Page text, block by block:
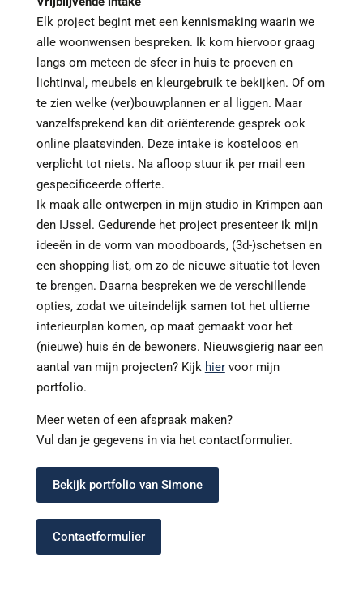
Elk project begint met een kennismaking waarin we
alle woonwensen bespreken. Ik kom hiervoor graag
langs om meteen de sfeer in huis te proeven en
lichtinval, meubels en kleurgebruik te bekijken. Of om
te zien welke (ver)bouwplannen er al liggen. Maar
vanzelfsprekend kan dit oriënterende gesprek ook
online plaatsvinden. Deze intake is kosteloos en
verplicht tot niets. Na afloop stuur ik per mail een
gespecificeerde offerte.
Ik maak alle ontwerpen in mijn studio in Krimpen aan
den IJssel. Gedurende het project presenteer ik mijn
ideeën in de vorm van moodboards, (3d-)schetsen en
een shopping list, om zo de nieuwe situatie tot leven
te brengen. Daarna bespreken we de verschillende
opties, zodat we uiteindelijk samen tot het ultieme
interieurplan komen, op maat gemaakt voor het
(nieuwe) huis én de bewoners. Nieuwsgierig naar een
aantal van mijn projecten? Kijk hiervoor mijn
portfolio.
Meer weten of een afspraak maken?
Vul dan je gegevens in via het contactformulier.
Bekijk portfolio van Simone
Contactformulier